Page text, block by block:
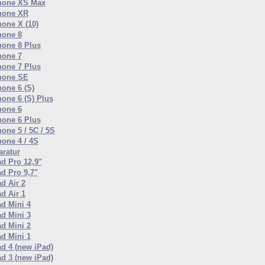
XS Max
XR
X (10)
8
8 Plus
7
7 Plus
SE
6 (S)
6 (S) Plus
6
6 Plus
5 / 5C / 5S
4 / 4S
Pro 12,9"
Pro 9,7"
Air 2
Air 1
Mini 4
Mini 3
Mini 2
Mini 1
4 (new iPad)
3 (new iPad)